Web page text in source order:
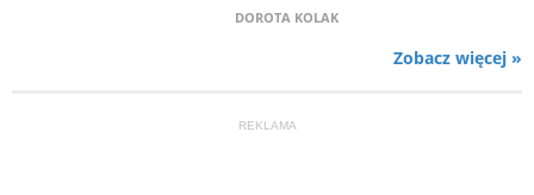
DOROTA KOLAK
Zobacz więcej »
REKLAMA